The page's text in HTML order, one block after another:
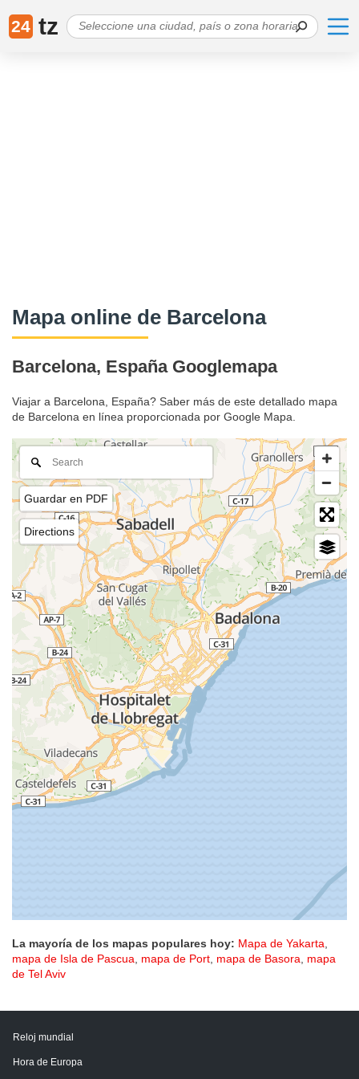
24 tz
Mapa online de Barcelona
Barcelona, España Googlemapa
Viajar a Barcelona, España? Saber más de este detallado mapa
de Barcelona en línea proporcionada por Google Mapa.
Guardar en PDF
Directions
La mayoría de los mapas populares hoy: Mapa de Yakarta,
mapa de Isla de Pascua, mapa de Port, mapa de Basora, mapa
de Tel Aviv
Reloj mundial
Hora de Europa